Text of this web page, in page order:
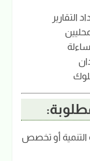
التقارير
التنمية أو تخصص